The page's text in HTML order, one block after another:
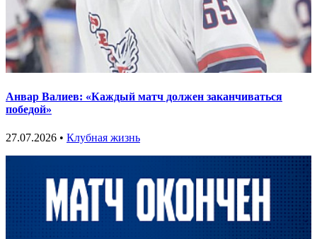
Анвар Валиев: «Каждый матч должен заканчиваться
победой»
27.07.2026 • Клубная жизнь